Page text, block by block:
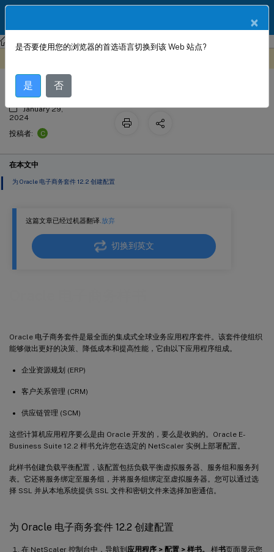
NetScaler Console 服务 StyleBook 配置
这篇文章已经过机器翻译.放弃
切换到英文
Oracle 电子商务套件是最全面的集成式全球业务应用程序套件。该套件使组织
能够做出更好的决策、降低成本和提高性能，它由以下应用程序组成。
企业资源规划 (ERP)
客户关系管理 (CRM)
供应链管理 (SCM)
这些计算机应用程序要么是由 Oracle 开发的，要么是收购的。Oracle E-
Business Suite 12.2 样书允许您在选定的 NetScaler 实例上部署配置。
此样书创建负载平衡配置，该配置包括负载平衡虚拟服务器、服务组和服务列
表。它还将服务绑定至服务组，并将服务组绑定至虚拟服务器。您可以通过选
择 SSL 并从本地系统提供 SSL 文件和密钥文件来选择加密通信。
为 Oracle 电子商务套件 12.2 创建配置
在 NetScaler 控制台中，导航到应用程序 > 配置 > 样书。 样书页面显示您
Oracle 电子商务样书
January 29,
2024
投稿者:
C
在本文中
为 Oracle 电子商务套件 12.2 创建配置
×
是否要使用您的浏览器的首选语言切换到该 Web 站点?
是 否